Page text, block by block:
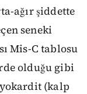
ağır şiddette
seneki
Mis-C tablosu
olduğu gibi
(kalp